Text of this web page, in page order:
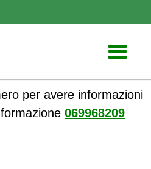
Toggle
per avere informazioni
069968209